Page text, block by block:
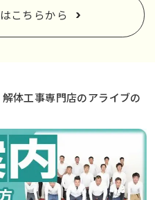
こちらから
体工事専門店のアライブの